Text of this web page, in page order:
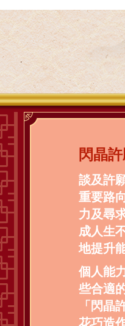
閃晶
談及許
重要路
力及尋
成人生
地提升
個人能
些合適
「閃晶
花巧造